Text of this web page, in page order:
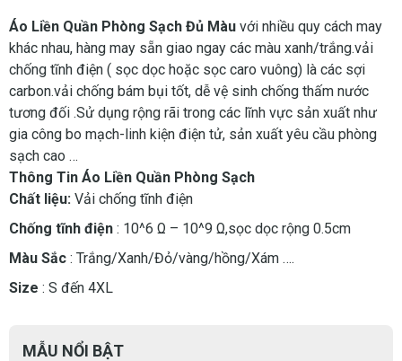
Áo Liền Quần Phòng Sạch Đủ Màu với nhiều quy cách may
khác nhau, hàng may sẵn giao ngay các màu xanh/trắng.vải
chống tĩnh điện ( sọc dọc hoặc sọc caro vuông) là các sợi
carbon.vải chống bám bụi tốt, dễ vệ sinh chống thấm nước
tương đối .Sử dụng rộng rãi trong các lĩnh vực sản xuất như
gia công bo mạch-linh kiện điện tử, sản xuất yêu cầu phòng
sạch cao …
Thông Tin Áo Liền Quần Phòng Sạch
Chất liệu: Vải chống tĩnh điện
Chống tĩnh điện : 10­­^6 Ω – 10^­­9 Ω,sọc dọc rộng 0.5cm
Màu Sắc : Trắng/Xanh/Đỏ/vàng/hồng/Xám ….
Size : S đến 4XL
MẪU NỔI BẬT